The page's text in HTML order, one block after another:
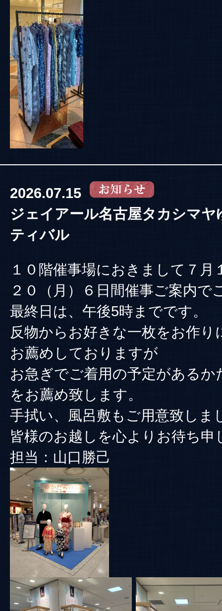
2026.07.15
ジェイアール名古屋タカシマヤ
ティバル
１０階催事場におきまして７月
２０（月）６日間催事ご案内で
最終日は、午後5時までです。
反物からお好きな一枚をお作り
お薦めしておりますが
お急ぎでご着用の予定があるか
をお薦め致します。
手拭い、風呂敷もご用意致しま
皆様のお越しを心よりお待ち申
担当：山口勝己